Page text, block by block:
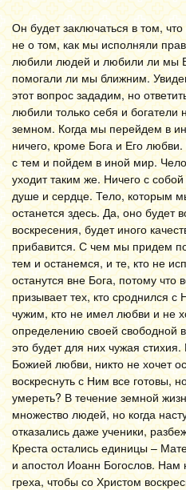
Он будет заключаться в том,
не о том, как мы исполняли
любили людей и любили ли мы
помогали ли мы ближним.
этот вопрос зададим, но
любили только себя и богатели
земном. Когда мы перейдем в
ничего, кроме Бога и Его
с тем и пойдем в иной мир.
уходит таким же. Ничего с
душе и сердце. Тело, которым
останется здесь. Да, оно будет
воскресения, будет иного
прибавится. С чем мы придем
тем и останемся, и те, кто не
останутся вне Бога, потому что
призывает тех, кто сроднился
чужим, кто не имел любви и не
определению своей свободной
это будет для них чужая
Божией любви, никто не хочет
воскреснуть с Ним все готовы,
умереть? В течение земной
множество людей, но когда
отказались даже ученики,
Креста остались единицы –
и апостол Иоанн Богослов. Нам
греха, чтобы со Христом